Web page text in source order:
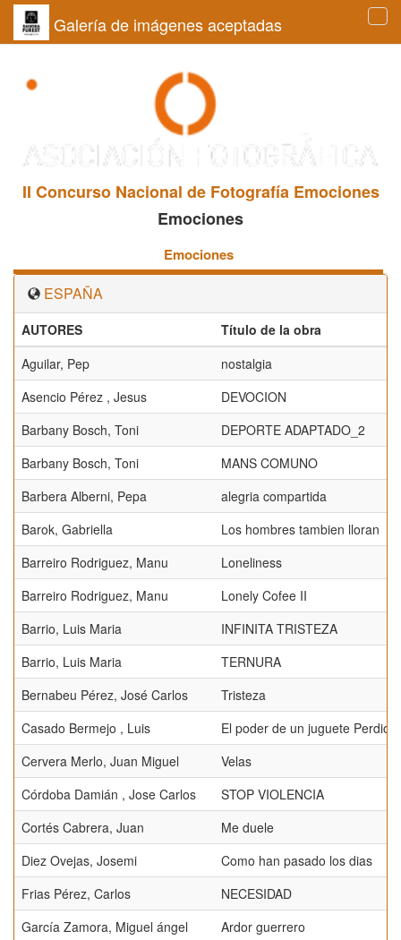
Galería de imágenes aceptadas
II Concurso Nacional de Fotografía Emociones
Emociones
Emociones
ESPAÑA
AUTORES
Título de la obra
Aguilar, Pep
nostalgia
Asencio Pérez , Jesus
DEVOCION
Barbany Bosch, Toni
DEPORTE ADAPTADO_2
Barbany Bosch, Toni
MANS COMUNO
Barbera Alberni, Pepa
alegria compartida
Barok, Gabriella
Los hombres tambien lloran
Barreiro Rodriguez, Manu
Loneliness
Barreiro Rodriguez, Manu
Lonely Cofee II
Barrio, Luis Maria
INFINITA TRISTEZA
Barrio, Luis Maria
TERNURA
Bernabeu Pérez, José Carlos
Tristeza
Casado Bermejo , Luis
El poder de un juguete Perdio
Cervera Merlo, Juan Miguel
Velas
Córdoba Damián , Jose Carlos
STOP VIOLENCIA
Cortés Cabrera, Juan
Me duele
Diez Ovejas, Josemi
Como han pasado los dias
Frias Pérez, Carlos
NECESIDAD
García Zamora, Miguel ángel
Ardor guerrero